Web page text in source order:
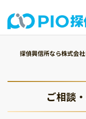
探偵興信所なら株式会
ご相談